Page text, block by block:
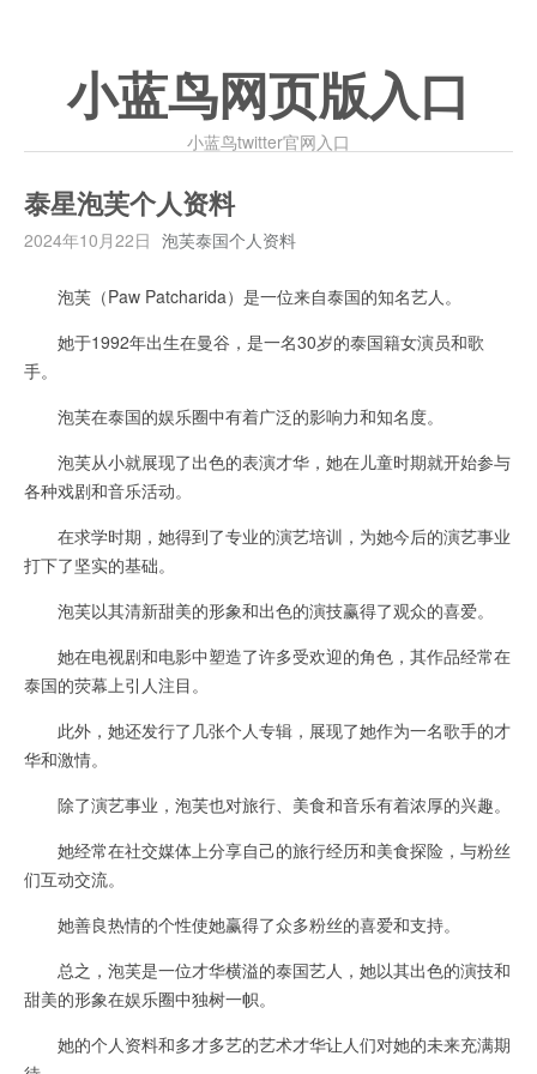
小蓝鸟网页版入口
小蓝鸟twitter官网入口
泰星泡芙个人资料
2024年10月22日 泡芙泰国个人资料
泡芙（Paw Patcharida）是一位来自泰国的知名艺人。
她于1992年出生在曼谷，是一名30岁的泰国籍女演员和歌
手。
泡芙在泰国的娱乐圈中有着广泛的影响力和知名度。
泡芙从小就展现了出色的表演才华，她在儿童时期就开始参与
各种戏剧和音乐活动。
在求学时期，她得到了专业的演艺培训，为她今后的演艺事业
打下了坚实的基础。
泡芙以其清新甜美的形象和出色的演技赢得了观众的喜爱。
她在电视剧和电影中塑造了许多受欢迎的角色，其作品经常在
泰国的荧幕上引人注目。
此外，她还发行了几张个人专辑，展现了她作为一名歌手的才
华和激情。
除了演艺事业，泡芙也对旅行、美食和音乐有着浓厚的兴趣。
她经常在社交媒体上分享自己的旅行经历和美食探险，与粉丝
们互动交流。
她善良热情的个性使她赢得了众多粉丝的喜爱和支持。
总之，泡芙是一位才华横溢的泰国艺人，她以其出色的演技和
甜美的形象在娱乐圈中独树一帜。
她的个人资料和多才多艺的艺术才华让人们对她的未来充满期